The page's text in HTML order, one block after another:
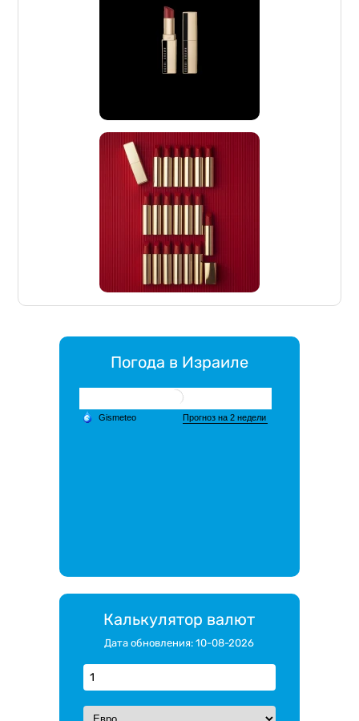
Погода в Израиле
Калькулятор валют
Дата обновления: 10-08-2026